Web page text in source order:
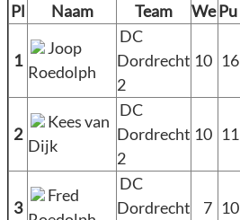
Pl Naam Team WePu
1
Joop
Roedolph
DC
Dordrecht
2
10 16
2
Kees van
Dijk
DC
Dordrecht
2
10 11
3
Fred
DC
Dordrecht
7 10